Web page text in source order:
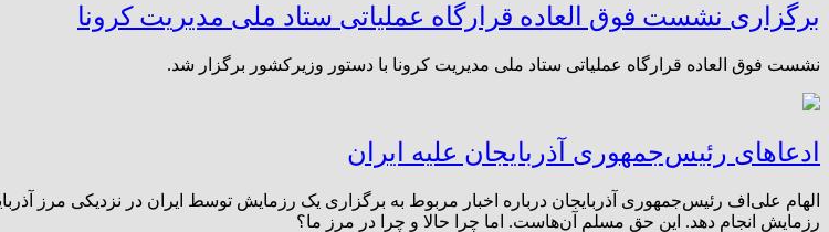
برگزاری نشست فوق العاده قرارگاه عملیاتی ستاد ملی مدیریت کرونا
نشست فوق العاده قرارگاه عملیاتی ستاد ملی مدیریت کرونا با دستور وزیرکشور برگزار شد.
ادعاهای رئیس‌جمهوری آذربایجان علیه ایران
الهام علی‌اف رئیس‌جمهوری آذربایجان درباره اخبار مربوط به برگزاری یک رزمایش توسط ایران در نزدیکی مرز
رزمایش انجام دهد. این حق مسلم آن‌هاست. اما چرا حالا و چرا در مرز ما؟